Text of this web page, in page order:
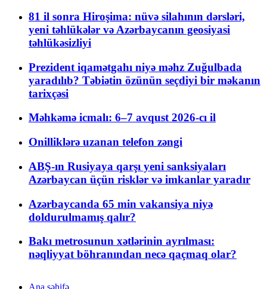
81 il sonra Hiroşima: nüvə silahının dərsləri,
yeni təhlükələr və Azərbaycanın geosiyasi
təhlükəsizliyi
Prezident iqamətgahı niyə məhz Zuğulbada
yaradılıb? Təbiətin özünün seçdiyi bir məkanın
tarixçəsi
Məhkəmə icmalı: 6–7 avqust 2026-cı il
Onilliklərə uzanan telefon zəngi
ABŞ-ın Rusiyaya qarşı yeni sanksiyaları
Azərbaycan üçün risklər və imkanlar yaradır
Azərbaycanda 65 min vakansiya niyə
doldurulmamış qalır?
Bakı metrosunun xətlərinin ayrılması:
nəqliyyat böhranından necə qaçmaq olar?
Ana səhifə